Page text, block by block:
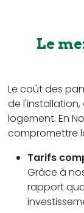
Le
Le coût des
de
logement. En
compromettre
Tarifs
Grâce à
rapport